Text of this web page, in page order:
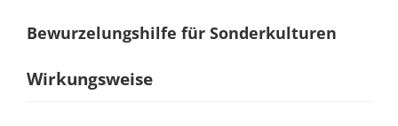
Bewurzelungshilfe für Sonderkulturen
Wirkungsweise